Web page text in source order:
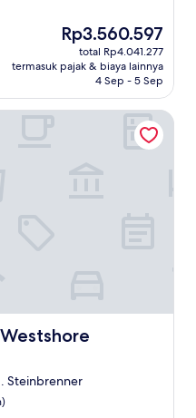
Harga
sekarang
Rp3.560.597
Rp3.560.597
total Rp4.041.277
termasuk pajak & biaya lainnya
4 Sep - 5 Sep
Steinbrenner